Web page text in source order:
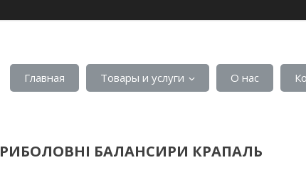
Главная Товары и услуги О нас
РИБОЛОВНІ БАЛАНСИРИ КРАПАЛЬ